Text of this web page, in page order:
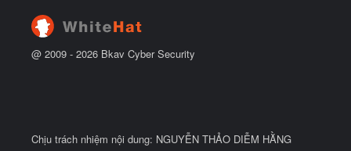
@ 2009 - 2026 Bkav Cyber Security
Chịu trách nhiệm nội dung: NGUYỄN THẢO DIỄM HẰNG